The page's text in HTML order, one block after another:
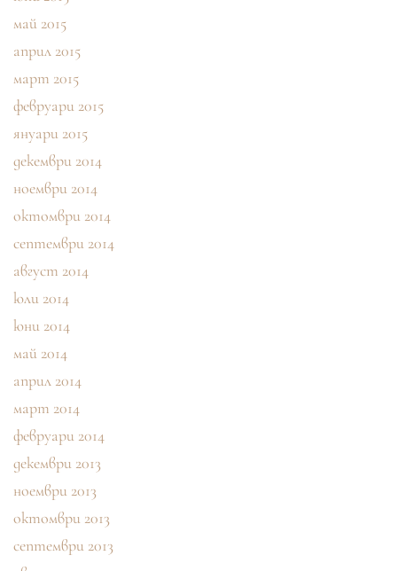
май 2015
април 2015
март 2015
февруари 2015
януари 2015
декември 2014
ноември 2014
октомври 2014
септември 2014
август 2014
юли 2014
юни 2014
май 2014
април 2014
март 2014
февруари 2014
декември 2013
ноември 2013
октомври 2013
септември 2013